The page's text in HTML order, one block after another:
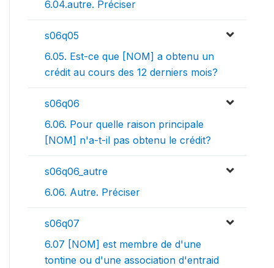
6.04.autre. Préciser
s06q05
6.05. Est-ce que [NOM] a obtenu un
crédit au cours des 12 derniers mois?
s06q06
6.06. Pour quelle raison principale
[NOM] n'a-t-il pas obtenu le crédit?
s06q06_autre
6.06. Autre. Préciser
s06q07
6.07 [NOM] est membre de d'une
tontine ou d'une association d'entraid